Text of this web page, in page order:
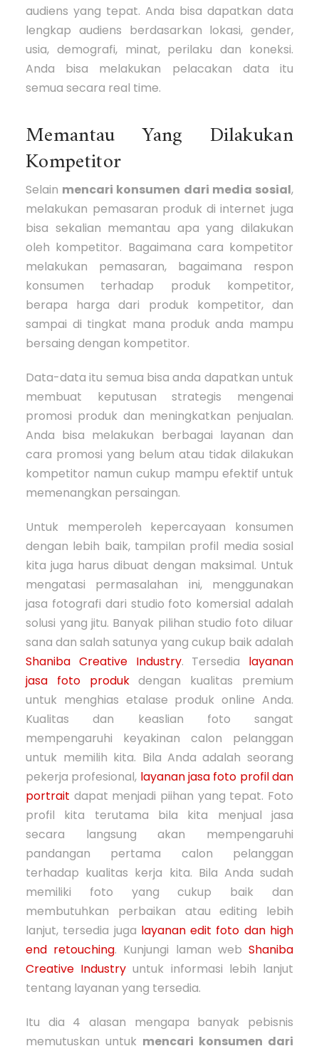
audiens yang tepat. Anda bisa dapatkan data
lengkap audiens berdasarkan lokasi, gender,
usia, demografi, minat, perilaku dan koneksi.
Anda bisa melakukan pelacakan data itu
semua secara real time.
Memantau Yang Dilakukan
Kompetitor
Selain mencari konsumen dari media sosial,
melakukan pemasaran produk di internet juga
bisa sekalian memantau apa yang dilakukan
oleh kompetitor. Bagaimana cara kompetitor
melakukan pemasaran, bagaimana respon
konsumen terhadap produk kompetitor,
berapa harga dari produk kompetitor, dan
sampai di tingkat mana produk anda mampu
bersaing dengan kompetitor.
Data-data itu semua bisa anda dapatkan untuk
membuat keputusan strategis mengenai
promosi produk dan meningkatkan penjualan.
Anda bisa melakukan berbagai layanan dan
cara promosi yang belum atau tidak dilakukan
kompetitor namun cukup mampu efektif untuk
memenangkan persaingan.
Untuk memperoleh kepercayaan konsumen
dengan lebih baik, tampilan profil media sosial
kita juga harus dibuat dengan maksimal. Untuk
mengatasi permasalahan ini, menggunakan
jasa fotografi dari studio foto komersial adalah
solusi yang jitu. Banyak pilihan studio foto diluar
sana dan salah satunya yang cukup baik adalah
Shaniba Creative Industry. Tersedia layanan
jasa foto produkdengan kualitas premium
untuk menghias etalase produk online Anda.
Kualitas dan keaslian foto sangat
mempengaruhi keyakinan calon pelanggan
untuk memilih kita. Bila Anda adalah seorang
pekerja profesional, layanan jasa foto profil dan
portrait dapat menjadi piihan yang tepat. Foto
profil kita terutama bila kita menjual jasa
secara langsung akan mempengaruhi
pandangan pertama calon pelanggan
terhadap kualitas kerja kita. Bila Anda sudah
memiliki foto yang cukup baik dan
membutuhkan perbaikan atau editing lebih
lanjut, tersedia juga layanan edit foto dan high
end retouching. Kunjungi laman web Shaniba
Creative Industry untuk informasi lebih lanjut
tentang layanan yang tersedia.
Itu dia 4 alasan mengapa banyak pebisnis
memutuskan untuk mencari konsumen dari